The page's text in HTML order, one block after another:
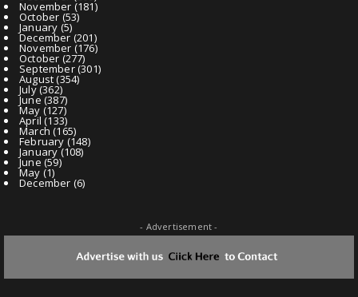
November (181)
October (53)
January (5)
December(201)
November (176)
October (277)
September(301)
August(354)
July(362)
June(387)
May (127)
April (133)
March (165)
February (148)
January(108)
June (59)
May (1)
December (6)
- Advertisement -